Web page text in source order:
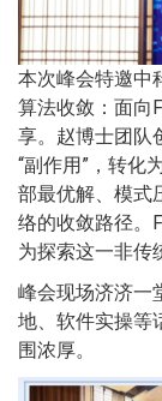
本次峰会特邀中
算法收敛：面向
享。赵博士团队
“副作用”，转化
部最优解、模式
络的收敛路径。
为探索这一非传
峰会现场济济一
地、软件实操等
围浓厚。